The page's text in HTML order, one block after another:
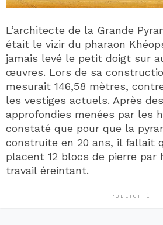
L’architecte de la Grande
était le vizir du pharaon
jamais levé le petit doigt sur
œuvres. Lors de sa
mesurait 146,58 mètres,
les vestiges actuels. Après
approfondies menées par les
constaté que pour que la
construite en 20 ans, il fallait
placent 12 blocs de pierre par
travail éreintant.
PUBLICITÉ